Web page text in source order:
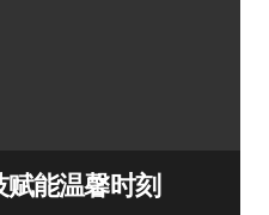
能温馨时刻